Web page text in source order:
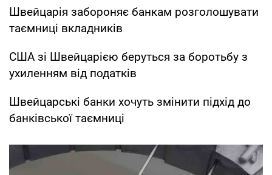
Швейцарія забороняє банкам розголошувати
таємниці вкладників
США зі Швейцарією беруться за боротьбу з
ухиленням від податків
Швейцарські банки хочуть змінити підхід до
банківської таємниці